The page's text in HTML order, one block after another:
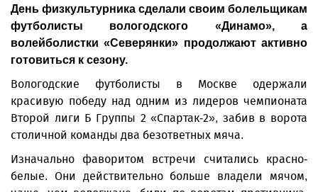
День физкультурника сделали своим болельщикам
футболисты вологодского «Динамо», а
волейболистки «Северянки» продолжают активно
готовиться к сезону.
Вологодские футболисты в Москве одержали
красивую победу над одним из лидеров чемпионата
Второй лиги Б Группы 2 «Спартак-2», забив в ворота
столичной команды два безответных мяча.
Изначально фаворитом встречи считались красно-
белые. Они действительно больше владели мячом,